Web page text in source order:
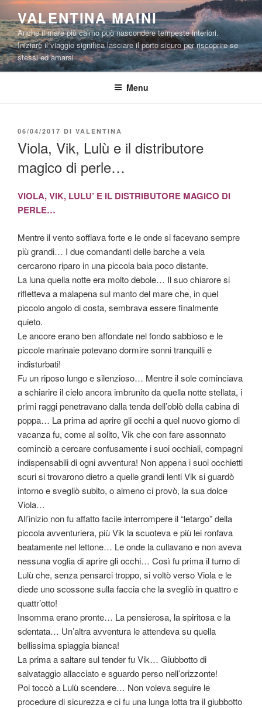
Salta
al
contenuto
VALENTINA MAINI
Anche il mare più calmo può nascondere tempeste interiori.
Iniziare il viaggio significa lasciare il porto sicuro per riscoprire se
stessi ed amarsi
Menu
PUBBLICATO
06/04/2017 DI VALENTINA
Viola, Vik, Lulù e il distributore
magico di perle…
VIOLA, VIK, LULU’ E IL DISTRIBUTORE MAGICO DI
PERLE…
Mentre il vento soffiava forte e le onde si facevano sempre
più grandi… I due comandanti delle barche a vela
cercarono riparo in una piccola baia poco distante.
La luna quella notte era molto debole… Il suo chiarore si
rifletteva a malapena sul manto del mare che, in quel
piccolo angolo di costa, sembrava essere finalmente
quieto.
Le ancore erano ben affondate nel fondo sabbioso e le
piccole marinaie potevano dormire sonni tranquilli e
indisturbati!
Fu un riposo lungo e silenzioso… Mentre il sole cominciava
a schiarire il cielo ancora imbrunito da quella notte stellata, i
primi raggi penetravano dalla tenda dell’oblò della cabina di
poppa… La prima ad aprire gli occhi a quel nuovo giorno di
vacanza fu, come al solito, Vik che con fare assonnato
cominciò a cercare confusamente i suoi occhiali, compagni
indispensabili di ogni avventura! Non appena i suoi occhietti
scuri si trovarono dietro a quelle grandi lenti Vik si guardò
intorno e svegliò subito, o almeno ci provò, la sua dolce
Viola…
All’inizio non fu affatto facile interrompere il “letargo” della
piccola avventuriera, più Vik la scuoteva e più lei ronfava
beatamente nel lettone… Le onde la cullavano e non aveva
nessuna voglia di aprire gli occhi… Così fu prima il turno di
Lulù che, senza pensarci troppo, si voltò verso Viola e le
diede uno scossone sulla faccia che la svegliò in quattro e
quattr’otto!
Insomma erano pronte… La pensierosa, la spiritosa e la
sdentata… Un’altra avventura le attendeva su quella
bellissima spiaggia bianca!
La prima a saltare sul tender fu Vik… Giubbotto di
salvataggio allacciato e sguardo perso nell’orizzonte!
Poi toccò a Lulù scendere… Non voleva seguire le
procedure di sicurezza e ci fu una lunga lotta tra il giubbotto